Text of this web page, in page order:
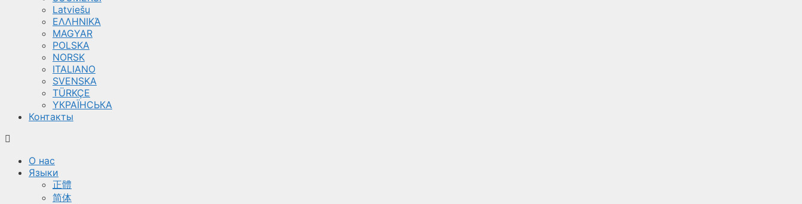
Latviešu
ΕΛΛΗΝΙΚΆ
MAGYAR
POLSKA
NORSK
ITALIANO
SVENSKA
TÜRKÇE
YКРАЇНСЬКА
Контакты
О нас
Языки
正體
简体